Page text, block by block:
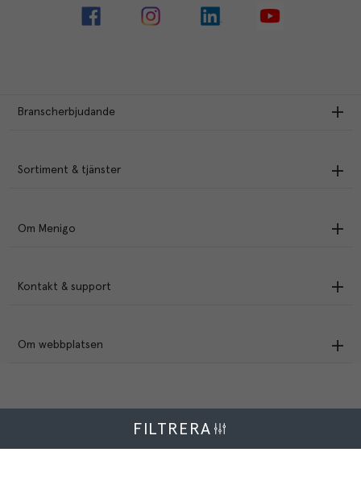
FILTRERA
Branscherbjudande
Sortiment & tjänster
Om Menigo
Kontakt & support
Om webbplatsen
Menigo Foodservice AB